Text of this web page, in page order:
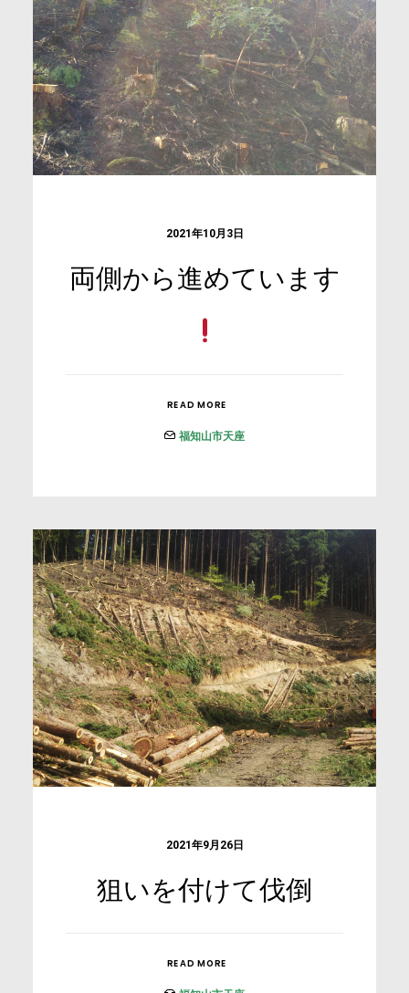
2021年10月3日
両側から進めています
READ MORE
福知山市天座
2021年9月26日
狙いを付けて伐倒
READ MORE